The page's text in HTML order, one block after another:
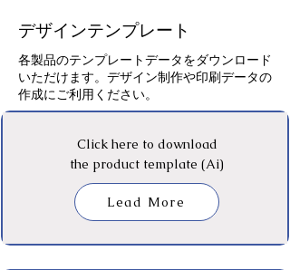
デザインテンプレート
各製品のテンプレートデータをダウンロード
いただけます。デザイン制作や印刷データの
作成にご利用ください。
Click here to download
the product template (Ai)
Lead More